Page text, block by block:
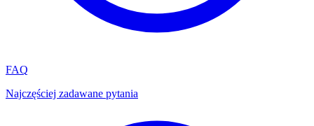
FAQ
Najczęściej zadawane pytania